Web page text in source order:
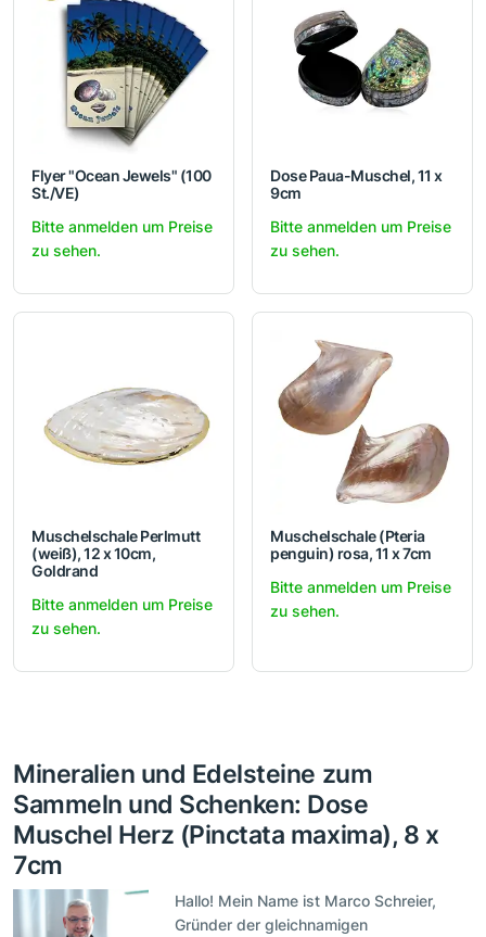
Flyer "Ocean Jewels" (100
St./VE)
Bitte anmelden um Preise
zu sehen.
Dose Paua-Muschel, 11 x
9cm
Bitte anmelden um Preise
zu sehen.
Muschelschale Perlmutt
(weiß), 12 x 10cm,
Goldrand
Bitte anmelden um Preise
zu sehen.
Muschelschale (Pteria
penguin) rosa, 11 x 7cm
Bitte anmelden um Preise
zu sehen.
Mineralien und Edelsteine zum
Sammeln und Schenken: Dose
Muschel Herz (Pinctata maxima), 8 x
7cm
Hallo! Mein Name ist Marco Schreier,
Gründer der gleichnamigen